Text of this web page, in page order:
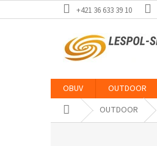
na
+421 36 633 39 10
OBUV OUTDOOR
Domov OUTDOOR